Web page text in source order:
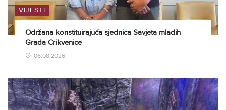
VIJESTI
Održana konstituirajuća sjednica Savjeta mladih
Grada Crikvenice
06.08.2026